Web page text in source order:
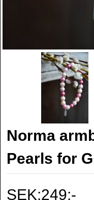
Norma
Pearls for
SEK:249:-